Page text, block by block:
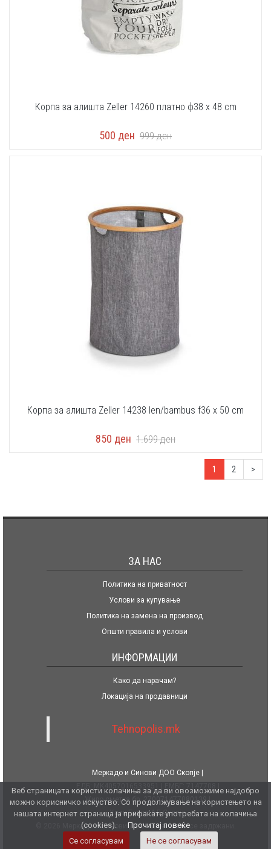
Корпа за алишта Zeller 14260 платно ф38 x 48 cm
500 ден 999ден
Корпа за алишта Zeller 14238 len/bambus f36 x 50 cm
850 ден 1.699ден
1 2 >
ЗА НАС
Политика на приватност
Услови за купување
Политика на замена на производ
Општи правила и услови
ИНФОРМАЦИИ
Како да нарачам?
Локација на продавници
Tehnopolis.mk
Меркадо и Синови ДОО Скопје
Жиро сметка бр. 270071477080139
Халк Банка АД Скопје
© 2026 Меркадо и Синови ДОО. Сите права се задржани.
Веб страницата користи колачиња за да ви овозможиме најдобро
можно корисничко искуство. Со продолжување на користењето на
нашата интернет страница ја прифаќате употребата на колачиња
(cookies).
Прочитај повеќе
Се согласувам
Не се согласувам